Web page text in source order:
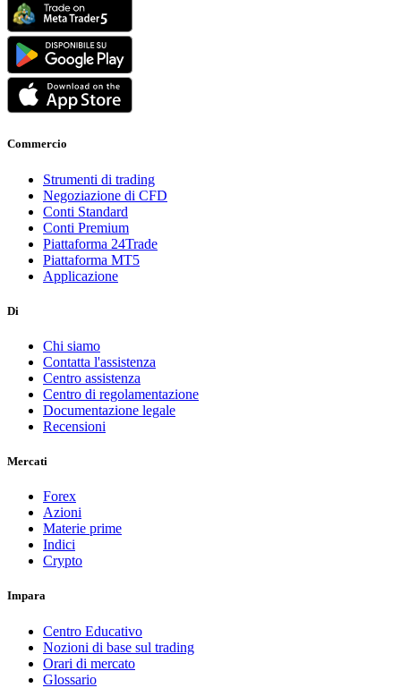
Commercio
Strumenti di trading
Negoziazione di CFD
Conti Standard
Conti Premium
Piattaforma 24Trade
Piattaforma MT5
Applicazione
Di
Chi siamo
Contatta l'assistenza
Centro assistenza
Centro di regolamentazione
Documentazione legale
Recensioni
Mercati
Forex
Azioni
Materie prime
Indici
Crypto
Impara
Centro Educativo
Nozioni di base sul trading
Orari di mercato
Glossario